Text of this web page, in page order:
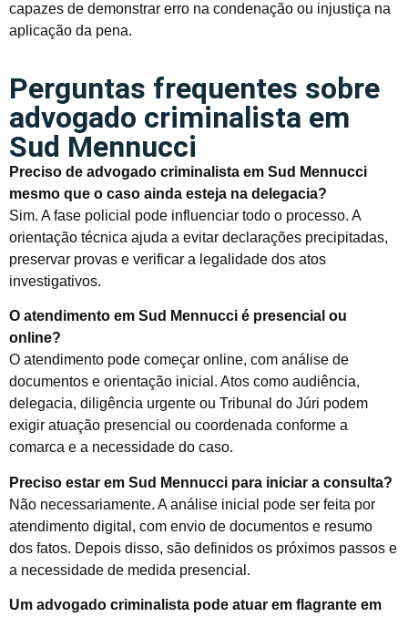
capazes de demonstrar erro na condenação ou injustiça na
aplicação da pena.
Perguntas frequentes sobre
advogado criminalista em
Sud Mennucci
Preciso de advogado criminalista em Sud Mennucci
mesmo que o caso ainda esteja na delegacia?
Sim. A fase policial pode influenciar todo o processo. A
orientação técnica ajuda a evitar declarações precipitadas,
preservar provas e verificar a legalidade dos atos
investigativos.
O atendimento em Sud Mennucci é presencial ou
online?
O atendimento pode começar online, com análise de
documentos e orientação inicial. Atos como audiência,
delegacia, diligência urgente ou Tribunal do Júri podem
exigir atuação presencial ou coordenada conforme a
comarca e a necessidade do caso.
Preciso estar em Sud Mennucci para iniciar a consulta?
Não necessariamente. A análise inicial pode ser feita por
atendimento digital, com envio de documentos e resumo
dos fatos. Depois disso, são definidos os próximos passos e
a necessidade de medida presencial.
Um advogado criminalista pode atuar em flagrante em